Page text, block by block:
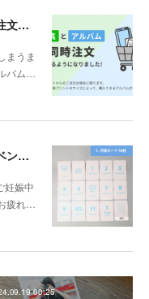
写真プリントとアルバムを、まとめて注文することができます！
まうま
バム…
マンスリーカードと「はじめて」のイベントカードがセットになった『マイルストーンカード』が新登場！
妊娠中
疲れ…
00:25